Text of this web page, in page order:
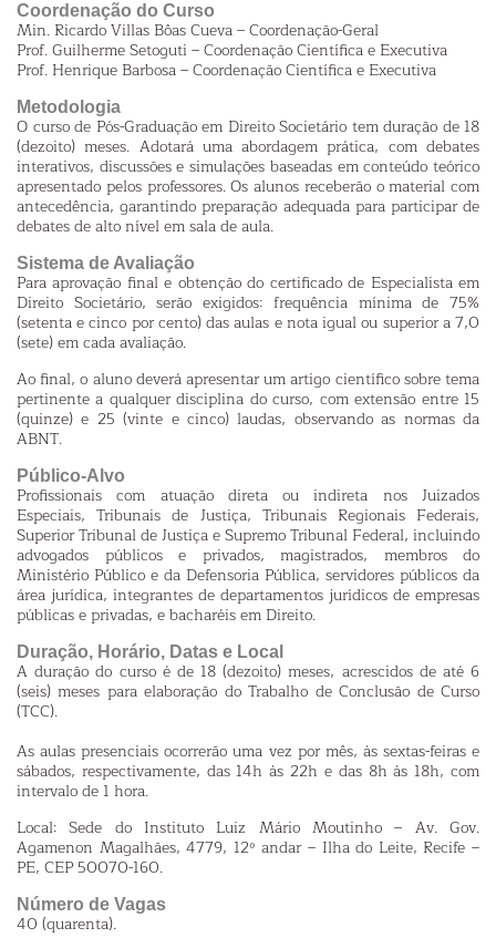
Coordenação do Curso
Min. Ricardo Villas Bôas Cueva – Coordenação-Geral
Prof. Guilherme Setoguti – Coordenação Científica e Executiva
Prof. Henrique Barbosa – Coordenação Científica e Executiva
Metodologia
O curso de Pós-Graduação em Direito Societário tem duração de 18
(dezoito) meses. Adotará uma abordagem prática, com debates
interativos, discussões e simulações baseadas em conteúdo teórico
apresentado pelos professores. Os alunos receberão o material com
antecedência, garantindo preparação adequada para participar de
debates de alto nível em sala de aula.
Sistema de Avaliação
Para aprovação final e obtenção do certificado de Especialista em
Direito Societário, serão exigidos: frequência mínima de 75%
(setenta e cinco por cento) das aulas e nota igual ou superior a 7,0
(sete) em cada avaliação.
Ao final, o aluno deverá apresentar um artigo científico sobre tema
pertinente a qualquer disciplina do curso, com extensão entre 15
(quinze) e 25 (vinte e cinco) laudas, observando as normas da
ABNT.
Público-Alvo
Profissionais com atuação direta ou indireta nos Juizados
Especiais, Tribunais de Justiça, Tribunais Regionais Federais,
Superior Tribunal de Justiça e Supremo Tribunal Federal, incluindo
advogados públicos e privados, magistrados, membros do
Ministério Público e da Defensoria Pública, servidores públicos da
área jurídica, integrantes de departamentos jurídicos de empresas
públicas e privadas, e bacharéis em Direito.
Duração, Horário, Datas e Local
A duração do curso é de 18 (dezoito) meses, acrescidos de até 6
(seis) meses para elaboração do Trabalho de Conclusão de Curso
(TCC).
As aulas presenciais ocorrerão uma vez por mês, às sextas-feiras e
sábados, respectivamente, das 14h às 22h e das 8h às 18h, com
intervalo de 1 hora.
Local: Sede do Instituto Luiz Mário Moutinho – Av. Gov.
Agamenon Magalhães, 4779, 12º andar – Ilha do Leite, Recife –
PE, CEP 50070-160.
Número de Vagas
40 (quarenta).